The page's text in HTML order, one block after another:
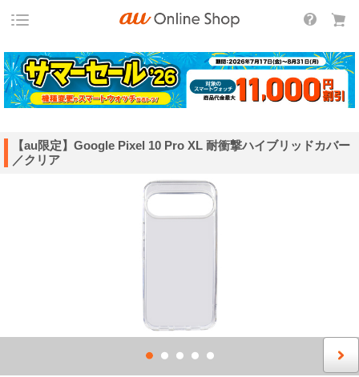
【au限定】Google Pixel 10 Pro XL 耐衝撃ハイブリッドカバー
／クリア